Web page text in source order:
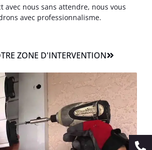
avec nous sans attendre, nous vous
avec professionnalisme.
ZONE D'INTERVENTION